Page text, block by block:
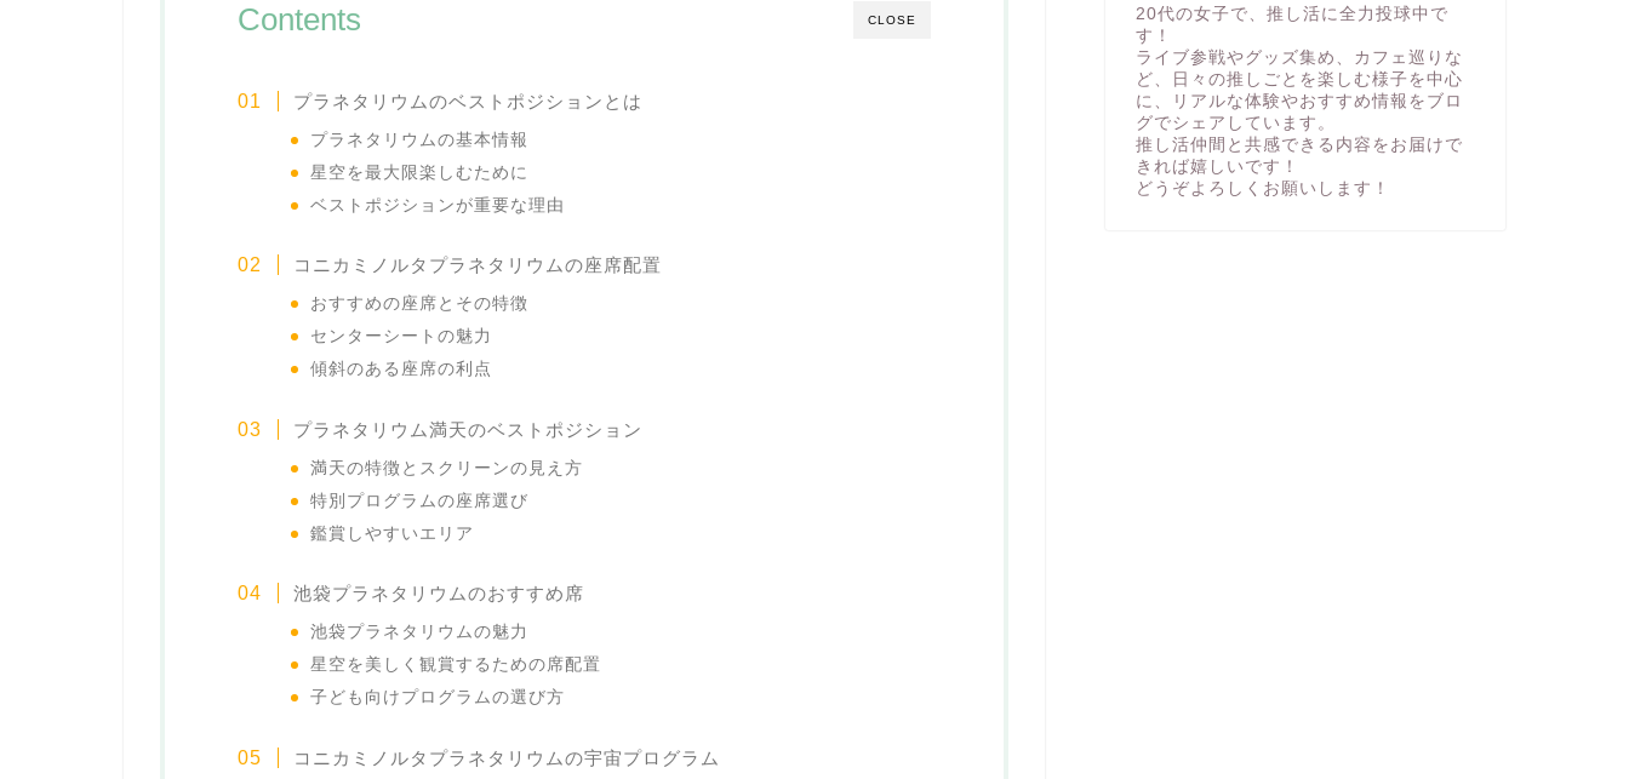
CLOSE
Contents
プラネタリウムのベストポジションとは
プラネタリウムの基本情報
星空を最大限楽しむために
ベストポジションが重要な理由
コニカミノルタプラネタリウムの座席配置
おすすめの座席とその特徴
センターシートの魅力
傾斜のある座席の利点
プラネタリウム満天のベストポジション
満天の特徴とスクリーンの見え方
特別プログラムの座席選び
鑑賞しやすいエリア
池袋プラネタリウムのおすすめ席
池袋プラネタリウムの魅力
星空を美しく観賞するための席配置
子ども向けプログラムの選び方
コニカミノルタプラネタリウムの宇宙プログラム
20代の女子で、推し活に全力投球中で
す！
ライブ参戦やグッズ集め、カフェ巡りな
ど、日々の推しごとを楽しむ様子を中心
に、リアルな体験やおすすめ情報をブロ
グでシェアしています。
推し活仲間と共感できる内容をお届けで
きれば嬉しいです！
どうぞよろしくお願いします！